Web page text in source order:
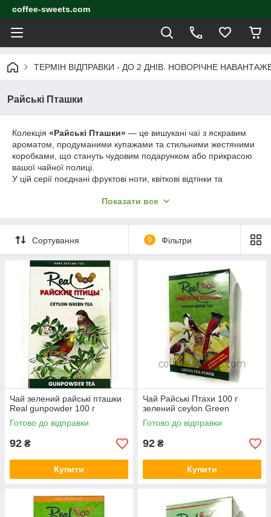
coffee-sweets.com
ТЕРМІН ВІДПРАВКИ - ДО 2 ДНІВ. НОВОРІЧНЕ
Райські Пташки
Колекція «Райські Пташки» — це вишукані чаї з яскравим
ароматом, продуманими купажами та стильними жестяними
коробками, що стануть чудовим подарунком або прикрасою
вашої чайної полиці.
У цій серії поєднані фруктові ноти, квіткові відтінки та
смаковий характер кожного виду.
Показати все
Сортування 0 Фільтри
Чай зелений райські пташки
Real gunpowder 100 г
Готово до відправки
92 ₴
Купити
Чай Райські Птахи 100 г
зелений ceylon Green
Готово до відправки
92 ₴
Купити